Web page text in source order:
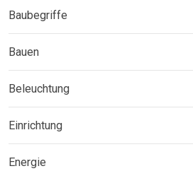
Baubegriffe
Bauen
Beleuchtung
Einrichtung
Energie